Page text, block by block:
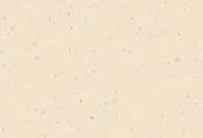
Многоцветные filter
Одноцветные filter
коробки-сумки filter